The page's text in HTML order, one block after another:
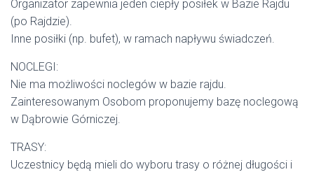
Organizator zapewnia jeden ciepły posiłek w Bazie Rajdu
(po Rajdzie).
Inne posiłki (np. bufet), w ramach napływu świadczeń.
NOCLEGI:
Nie ma możliwości noclegów w bazie rajdu.
Zainteresowanym Osobom proponujemy bazę noclegową
w Dąbrowie Górniczej.
TRASY:
Uczestnicy będą mieli do wyboru trasy o różnej długości i